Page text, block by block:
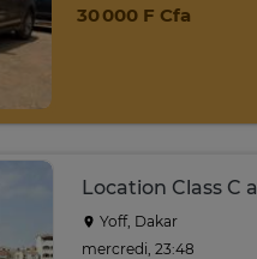
30 000 F Cfa
Location Class C
Yoff, Dakar
mercredi, 23:48